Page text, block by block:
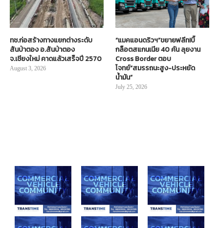
ทช.ก่อสร้างทางแยกต่างระดับ
สันป่าตอง อ.สันป่าตอง
จ.เชียงใหม่ คาดแล้วเสร็จปี 2570
August 3, 2026
“แมคแอนดริวฯ”ขยายฟลีท!บิ๊
กล็อตสแกนเนีย 40 คัน ลุยงาน
Cross Border ตอบ
โจทย์“สมรรถนะสูง-ประหยัด
น้ำมัน”
July 25, 2026